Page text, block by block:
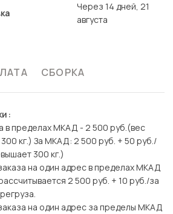
Через 14 дней, 21
августа
СБОРКА
в пределах МКАД - 2 500 руб.(вес
кг.) За МКАД: 2 500 руб. + 50 руб./
300 кг.)
на один адрес в пределах МКАД
2 500 руб. + 10 руб./за
на один адрес за пределы МКАД